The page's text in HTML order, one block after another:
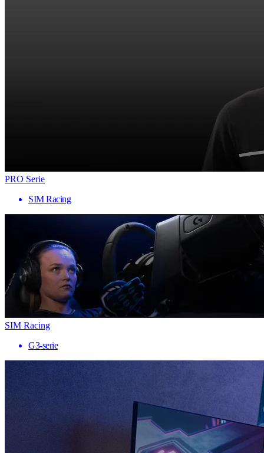
PRO Serie
SIM Racing
SIM Racing
G3-serie